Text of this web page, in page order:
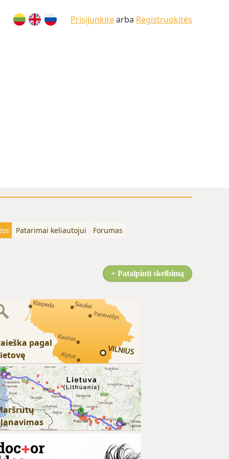
Prisijunkitearba Registruokitės
Patarimai keliautojui
Forumas
+ Patalpinti skelbimą
pagal